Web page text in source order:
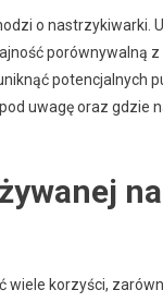
o nastrzykiwarki.
porównywalną
potencjalnych
uwagę oraz gdzie
korzyści,